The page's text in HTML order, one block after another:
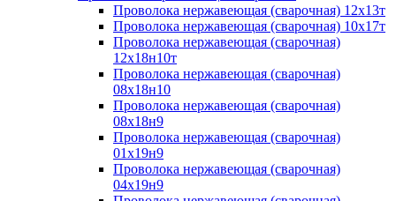
Проволока нержавеющая (сварочная) 12х13т
Проволока нержавеющая (сварочная) 10х17т
Проволока нержавеющая (сварочная)
12х18н10т
Проволока нержавеющая (сварочная)
08х18н10
Проволока нержавеющая (сварочная)
08х18н9
Проволока нержавеющая (сварочная)
01х19н9
Проволока нержавеющая (сварочная)
04х19н9